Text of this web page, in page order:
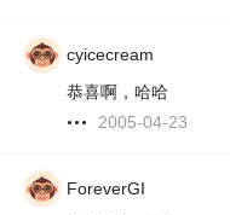
cyicecream
恭喜啊，哈哈
2005-04-23
ForeverGI